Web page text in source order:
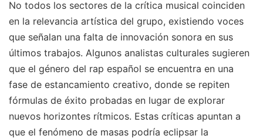
No todos los sectores de la crítica musical coinciden
en la relevancia artística del grupo, existiendo voces
que señalan una falta de innovación sonora en sus
últimos trabajos. Algunos analistas culturales sugieren
que el género del rap español se encuentra en una
fase de estancamiento creativo, donde se repiten
fórmulas de éxito probadas en lugar de explorar
nuevos horizontes rítmicos. Estas críticas apuntan a
que el fenómeno de masas podría eclipsar la